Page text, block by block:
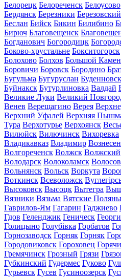
Белорецк Белореченск Белоусово
Бердянск Березники Березовский
Беслан Бийск Бикин Билибино
Бирюч Благовещенск
Богданович Богородицк
Боково-хрустальне Бокситогорск
Болохово Болхов Большой
Боровичи Боровск Бородино
Бугульма Бугуруслан Буденновск
Буйнакск Бутурлиновка Валдай
Великие Луки Великий
Венев Верещагино Верея
Верхний Уфалей Верхняя
Тура Верхотурье Верхоянск
Вилюйск Вилючинск Вихоревка
Владикавказ Владимир
Волгореченск Волжск Волжский
Володарск Волоколамск
Вольнянск Вольск Воркута
Воткинск Всеволожск
Высоковск Высоцк Вытегра
Вязники Вязьма Вятские Поляны
Гаврилов-Ям Гагарин Гаджиево
Гдов Геленджик Геническ
Голицыно Голубівка Горбатов
Горнозаводск Горняк Горняк
Городовиковск Гороховец
Гремячинск Грозный Грязи
Губкинский Гудермес Гуково
Гурьевск Гусев Гусиноозерск